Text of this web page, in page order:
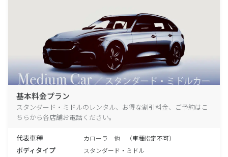
基本料金プラン
スタンダード・ミドルのレンタル、お得な割引料金、ご予約はこ
ちらから各店舗お電話ください。
代表車種 カローラ 他 （車種指定不可）
ボディタイプ スタンダード・ミドル